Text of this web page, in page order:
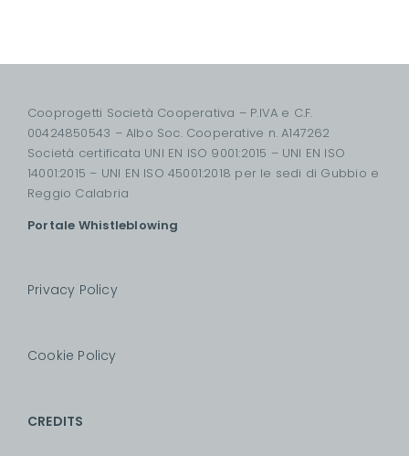
Cooprogetti Società Cooperativa – P.IVA e C.F.
00424850543 – Albo Soc. Cooperative n. A147262
Società certificata UNI EN ISO 9001:2015 – UNI EN ISO
14001:2015 – UNI EN ISO 45001:2018 per le sedi di Gubbio e
Reggio Calabria
Portale Whistleblowing
Privacy Policy
Cookie Policy
CREDITS